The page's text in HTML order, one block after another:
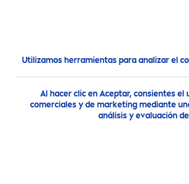
Utilizamos herramientas para analizar el
Al hacer clic en Aceptar, consientes
comerciales y de marketing mediante
análisis y evaluación
Preguntas Frecuentes Cuidar de tu
¿TIENES